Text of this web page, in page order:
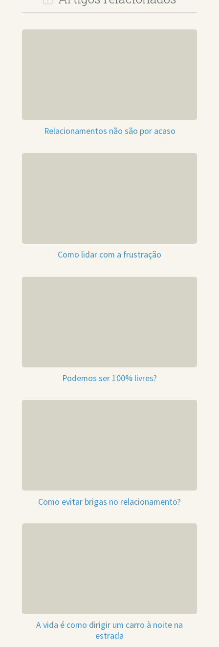
Relacionamentos não são por acaso
Como lidar com a frustração
Podemos ser 100% livres?
Como evitar brigas no relacionamento?
A vida é como dirigir um carro à noite na
estrada